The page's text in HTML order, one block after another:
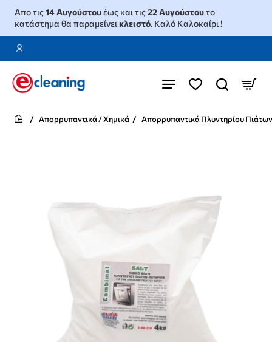
Απο τις14 Αυγούστουέως και τις22 Αυγούστουτο
κατάστημα θα παραμείνεικλειστό. Καλό Καλοκαίρι !
Απορρυπαντικά / Χημικά Απορρυπαντικά Πλυντηρίου Πιάτων